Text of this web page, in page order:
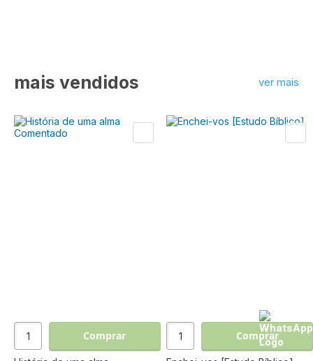
mais vendidos ver mais
Comprar Comprar